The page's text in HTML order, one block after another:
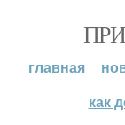
главная
как